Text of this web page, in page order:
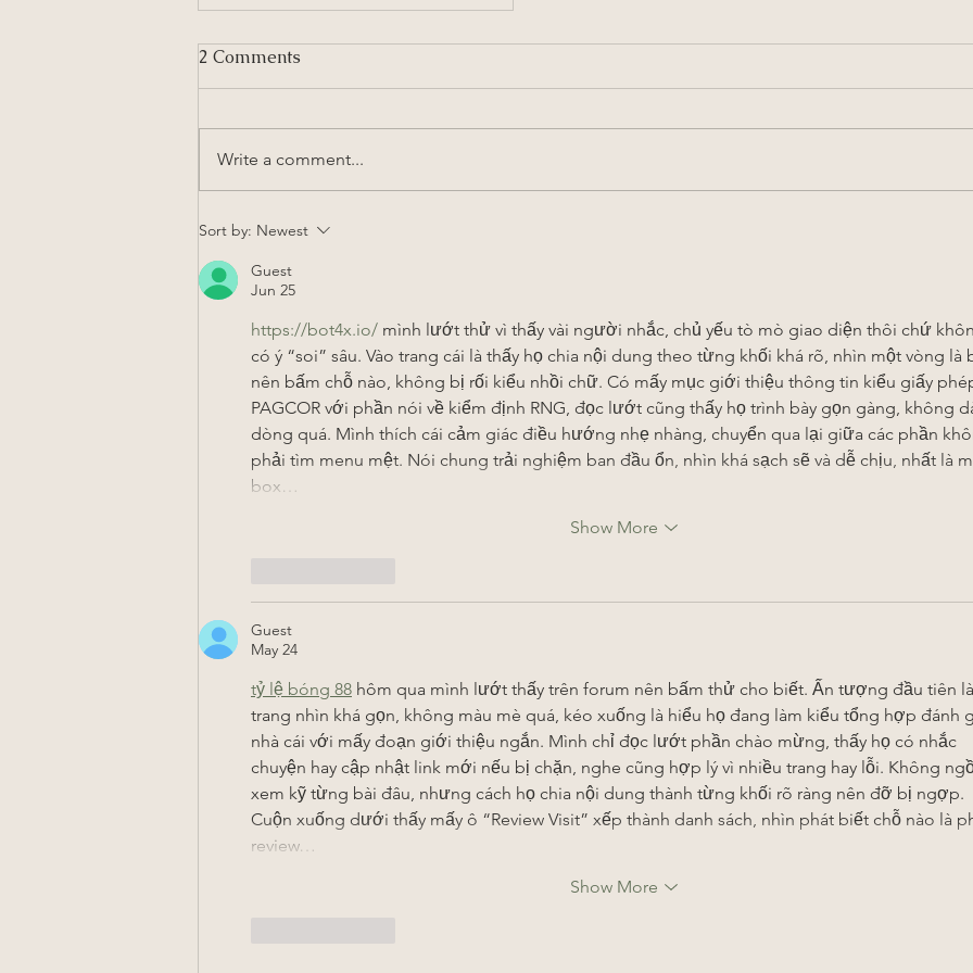
Cold Beet Soup
2 Comments
Write a comment...
Sort by: Newest
Guest
Jun 25
https://bot4x.io/ mình lướt thử vì thấy vài người nhắc, chủ yếu tò mò giao diện thôi chứ
có ý “soi” sâu. Vào trang cái là thấy họ chia nội dung theo từng khối khá rõ, nhìn một vòng là
nên bấm chỗ nào, không bị rối kiểu nhồi chữ. Có mấy mục giới thiệu thông tin kiểu giấy
PAGCOR với phần nói về kiểm định RNG, đọc lướt cũng thấy họ trình bày gọn gàng, không
dòng quá. Mình thích cái cảm giác điều hướng nhẹ nhàng, chuyển qua lại giữa các phần
phải tìm menu mệt. Nói chung trải nghiệm ban đầu ổn, nhìn khá sạch sẽ và dễ chịu, nhất là
box…
Show More
Guest
May 24
tỷ lệ bóng 88 hôm qua mình lướt thấy trên forum nên bấm thử cho biết. Ấn tượng đầu tiên là
trang nhìn khá gọn, không màu mè quá, kéo xuống là hiểu họ đang làm kiểu tổng hợp đánh
nhà cái với mấy đoạn giới thiệu ngắn. Mình chỉ đọc lướt phần chào mừng, thấy họ có nhắc
chuyện hay cập nhật link mới nếu bị chặn, nghe cũng hợp lý vì nhiều trang hay lỗi. Không
xem kỹ từng bài đâu, nhưng cách họ chia nội dung thành từng khối rõ ràng nên đỡ bị ngợp.
Cuộn xuống dưới thấy mấy ô “Review Visit” xếp thành danh sách, nhìn phát biết chỗ nào là
review…
Show More